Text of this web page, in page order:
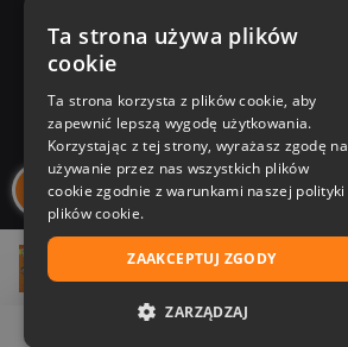
21,70 zł
Zakupy u nas
Nasza oferta
Nasi autorzy
Ta strona używa plików
cookie
Ta strona korzysta z plików cookie, aby
zapewnić lepszą wygodę użytkowania.
Korzystając z tej strony, wyrażasz zgodę na
używanie przez nas wszystkich plików
cookie zgodnie z warunkami naszej polityki
plików cookie.
ZAAKCEPTUJ ZGODY
ZARZĄDZAJ